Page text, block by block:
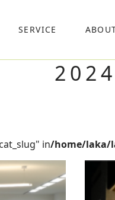
SERVICE
in/home/laka/